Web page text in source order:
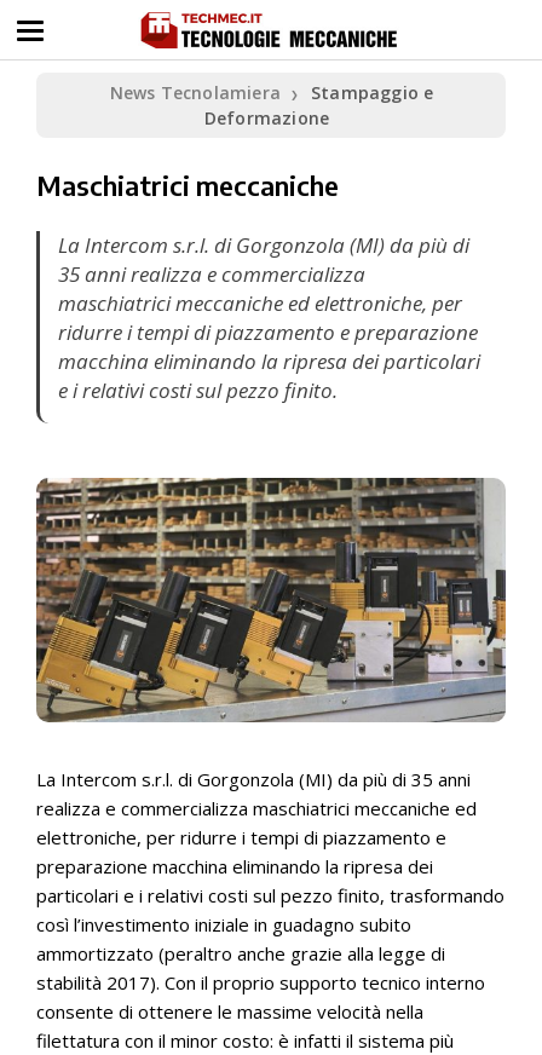
News Tecnolamiera ❯
Stampaggio e
Deformazione
Maschiatrici meccaniche
La Intercom s.r.l. di Gorgonzola (MI) da più di
35 anni realizza e commercializza
maschiatrici meccaniche ed elettroniche, per
ridurre i tempi di piazzamento e preparazione
macchina eliminando la ripresa dei particolari
e i relativi costi sul pezzo finito.
La Intercom s.r.l. di Gorgonzola (MI) da più di 35 anni
realizza e commercializza maschiatrici meccaniche ed
elettroniche, per ridurre i tempi di piazzamento e
preparazione macchina eliminando la ripresa dei
particolari e i relativi costi sul pezzo finito, trasformando
così l’investimento iniziale in guadagno subito
ammortizzato (peraltro anche grazie alla legge di
stabilità 2017). Con il proprio supporto tecnico interno
consente di ottenere le massime velocità nella
filettatura con il minor costo: è infatti il sistema più